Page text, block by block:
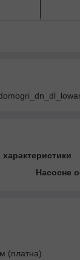
Насосне
(платна)